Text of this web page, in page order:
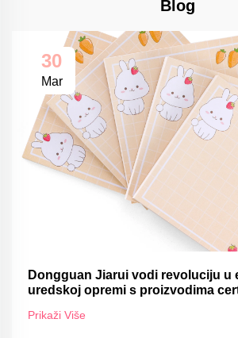
Blog
30
Mar
Dongguan Jiarui vodi revoluciju u
uredskoj opremi s proizvodima
Prikaži Više